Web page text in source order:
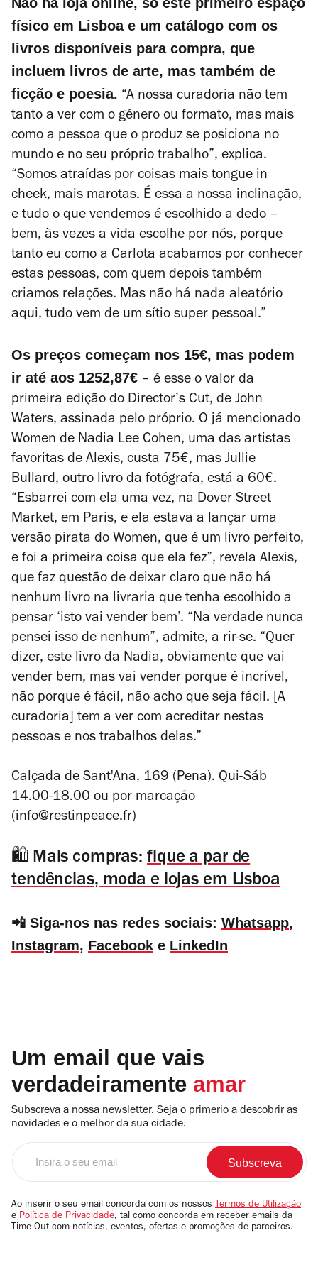
físico em Lisboa e um catálogo com os
livros disponíveis para compra, que
incluem livros de arte, mas também de
ficção e poesia. “A nossa curadoria não tem
tanto a ver com o género ou formato, mas mais
como a pessoa que o produz se posiciona no
mundo e no seu próprio trabalho”, explica.
“Somos atraídas por coisas mais tongue in
cheek, mais marotas. É essa a nossa inclinação,
e tudo o que vendemos é escolhido a dedo –
bem, às vezes a vida escolhe por nós, porque
tanto eu como a Carlota acabamos por conhecer
estas pessoas, com quem depois também
criamos relações. Mas não há nada aleatório
aqui, tudo vem de um sítio super pessoal.”
Os preços começam nos 15€, mas podem
ir até aos 1252,87€ – é esse o valor da
primeira edição do Director’s Cut, de John
Waters, assinada pelo próprio. O já mencionado
Women de Nadia Lee Cohen, uma das artistas
favoritas de Alexis, custa 75€, mas Jullie
Bullard, outro livro da fotógrafa, está a 60€.
“Esbarrei com ela uma vez, na Dover Street
Market, em Paris, e ela estava a lançar uma
versão pirata do Women, que é um livro perfeito,
e foi a primeira coisa que ela fez”, revela Alexis,
que faz questão de deixar claro que não há
nenhum livro na livraria que tenha escolhido a
pensar ‘isto vai vender bem’. “Na verdade nunca
pensei isso de nenhum”, admite, a rir-se. “Quer
dizer, este livro da Nadia, obviamente que vai
vender bem, mas vai vender porque é incrível,
não porque é fácil, não acho que seja fácil. [A
curadoria] tem a ver com acreditar nestas
pessoas e nos trabalhos delas.”
Calçada de Sant'Ana, 169 (Pena). Qui-Sáb
14.00-18.00 ou por marcação
(info@restinpeace.fr)
🛍️ Mais compras: fique a par de
tendências, moda e lojas em Lisboa
📲 Siga-nos nas redes sociais: Whatsapp,
Instagram, Facebook e LinkedIn
Um email que vais
verdadeiramente amar
Subscreva a nossa newsletter. Seja o primerio a descobrir as
novidades e o melhor da sua cidade.
email
Ao inserir o seu email concorda com os nossos Termos de Utilização
e Política de Privacidade, tal como concorda em receber emails da
Time Out com notícias, eventos, ofertas e promoções de parceiros.